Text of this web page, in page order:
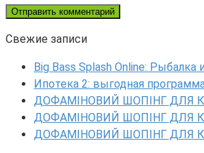
Свежие записи
Big Bass Splash Online:
Ипотека 2: выгодная
ДОФАМІНОВИЙ ШОПІНГ ДЛЯ
ДОФАМІНОВИЙ ШОПІНГ ДЛЯ
ДОФАМІНОВИЙ ШОПІНГ ДЛЯ